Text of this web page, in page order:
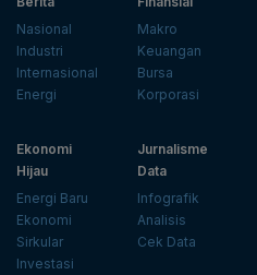
Nasional
Industri
Internasional
Energi
Makro
Keuangan
Bursa
Korporasi
Ekonomi
Hijau
Energi Baru
Ekonomi
Sirkular
Investasi
Jurnalisme
Data
Infografik
Analisis
Cek Data